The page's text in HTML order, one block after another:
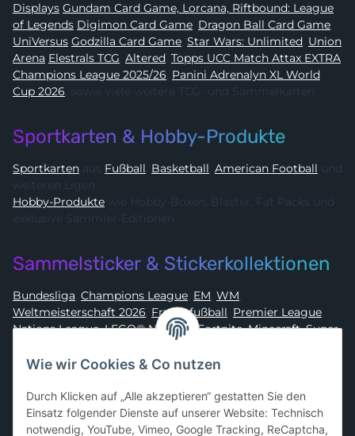
Displays Gundam Card Game, Lorcana, Riftbound: League
of Legends
Digimon Card Game, Dragon Ball Card Game,
UniVersus
Godzilla Card Game, Star Wars: Unlimited, Union
Arena
Elestrals TCG, Altered, Topps UCC Match Attax EXTRA
Champions League 2025/26, Panini Adrenalyn XL World
Cup 2026, sowie viele weitere TCG- und Sammelkarten
Sportkarten & Hobby-Produkte
Sportkarten aus Fußball, Basketball, American Football und
weiteren Ligen
Hobby-Produkte
exklusive Sammler-Editionen
Sammelsticker & Stickerkollektionen
Bundesliga, Champions League, EM, WM,
Weltmeisterschaft 2026, Frauenfußball, Premier League,
Nations League, LEGO® Ninjago Fortnite,Minecraft,Super
Asterix
Sammelkarten-Zubehör &
Schutzprodukte
Wie wir Cookies & Co nutzen
Durch Klicken auf „Alle akzeptieren“ gestatten Sie den
Einsatz folgender Dienste auf unserer Website: Technisch
notwendig, YouTube, Vimeo, Google Tracking, ReCaptcha,